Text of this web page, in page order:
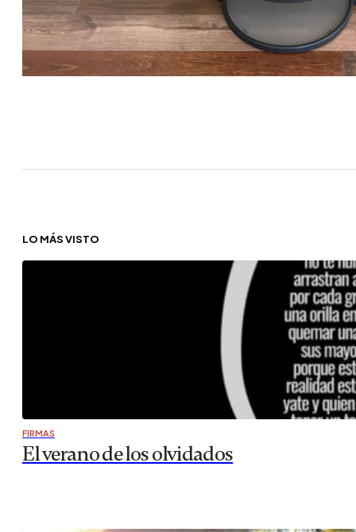
LO MÁS VISTO
FIRMAS
El verano de los olvidados